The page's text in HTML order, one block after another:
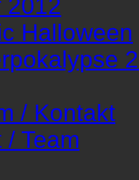
2012
Halloween
/ Kontakt
/ Team